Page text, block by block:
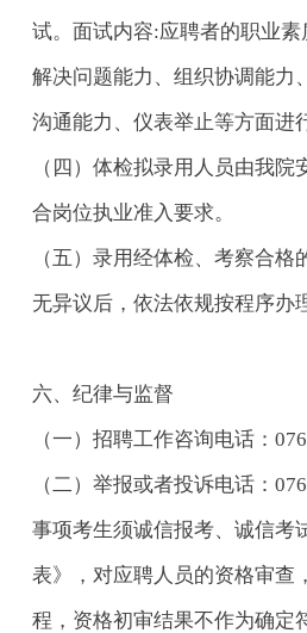
试。面试内容:应聘者的职业素
解决问题能力、组织协调能力
沟通能力、仪表举止等方面进
（四）体检拟录用人员由我
合岗位执业准入要求。
（五）录用经体检、考察合
无异议后，依法依规按程序办
六、纪律与监督
（一）招聘工作咨询电话：
（二）举报或者投诉电话：
事项考生须诚信报考、诚信考
表》，对应聘人员的资格审查
程，资格初审结果不作为确定